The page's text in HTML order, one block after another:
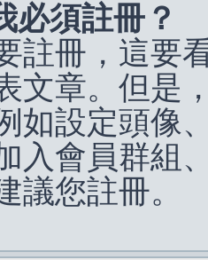
必須註冊？
註冊，這要
文章。但是
如設定頭像
入會員群組
議您註冊。